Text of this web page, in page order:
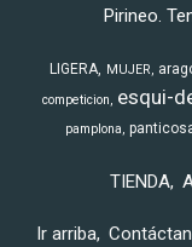
Pirineo.
LIGERA MUJER
competicion esqui-
pamplona
TIENDA
Ir arriba